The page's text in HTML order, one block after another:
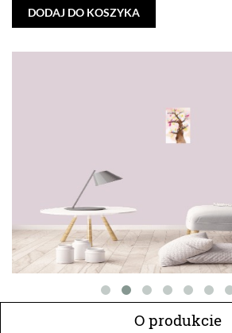
DODAJ DO KOSZYKA
O produkcie